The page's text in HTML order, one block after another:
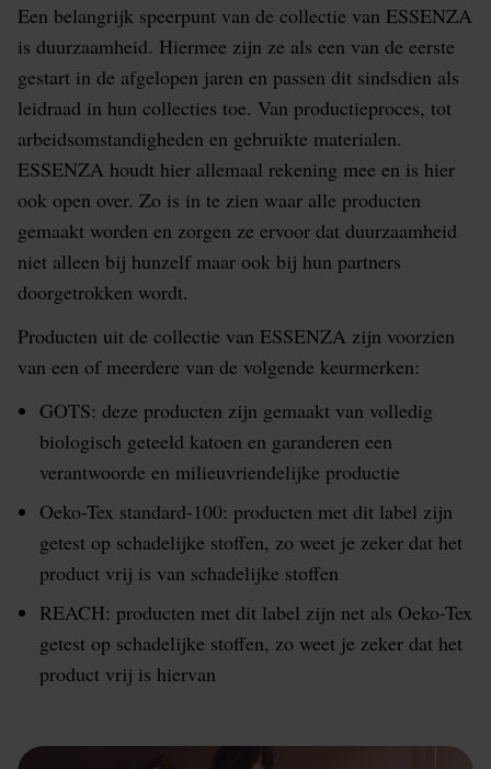
Een belangrijk speerpunt van de collectie van ESSENZA
is duurzaamheid. Hiermee zijn ze als een van de eerste
gestart in de afgelopen jaren en passen dit sindsdien als
leidraad in hun collecties toe. Van productieproces, tot
arbeidsomstandigheden en gebruikte materialen.
ESSENZA houdt hier allemaal rekening mee en is hier
ook open over. Zo is in te zien waar alle producten
gemaakt worden en zorgen ze ervoor dat duurzaamheid
niet alleen bij hunzelf maar ook bij hun partners
doorgetrokken wordt.
Producten uit de collectie van ESSENZA zijn voorzien
van een of meerdere van de volgende keurmerken:
GOTS: deze producten zijn gemaakt van volledig
biologisch geteeld katoen en garanderen een
verantwoorde en milieuvriendelijke productie
Oeko-Tex standard-100: producten met dit label zijn
getest op schadelijke stoffen, zo weet je zeker dat het
product vrij is van schadelijke stoffen
REACH: producten met dit label zijn net als Oeko-Tex
getest op schadelijke stoffen, zo weet je zeker dat het
product vrij is hiervan